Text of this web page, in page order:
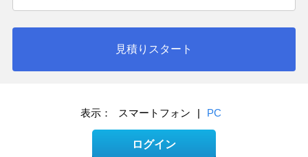
見積りスタート
表示： スマートフォン | PC
ログイン